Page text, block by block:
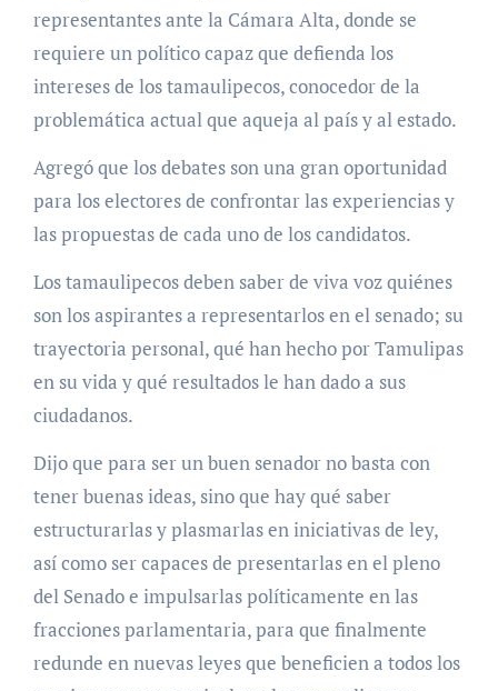
representantes ante la Cámara Alta, donde se
requiere un político capaz que defienda los
intereses de los tamaulipecos, conocedor de la
problemática actual que aqueja al país y al estado.
Agregó que los debates son una gran oportunidad
para los electores de confrontar las experiencias y
las propuestas de cada uno de los candidatos.
Los tamaulipecos deben saber de viva voz quiénes
son los aspirantes a representarlos en el senado; su
trayectoria personal, qué han hecho por Tamulipas
en su vida y qué resultados le han dado a sus
ciudadanos.
Dijo que para ser un buen senador no basta con
tener buenas ideas, sino que hay qué saber
estructurarlas y plasmarlas en iniciativas de ley,
así como ser capaces de presentarlas en el pleno
del Senado e impulsarlas políticamente en las
fracciones parlamentaria, para que finalmente
redunde en nuevas leyes que beneficien a todos los